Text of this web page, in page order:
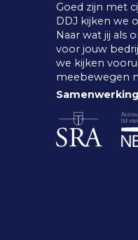
Goed zijn met
DDJ kijken we
Naar wat jij als
voor jouw
we kijken
meebewegen